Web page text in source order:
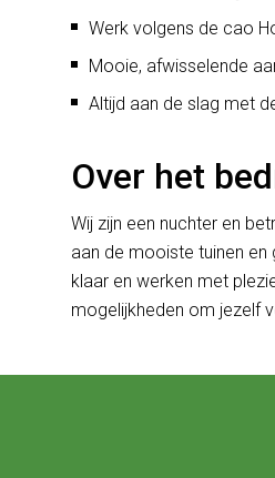
Werk volgens de cao
Mooie, afwisselende
Altijd aan de slag met
Over het
Wij zijn een nuchter en
aan de mooiste tuinen en
klaar en werken met
mogelijkheden om jezelf